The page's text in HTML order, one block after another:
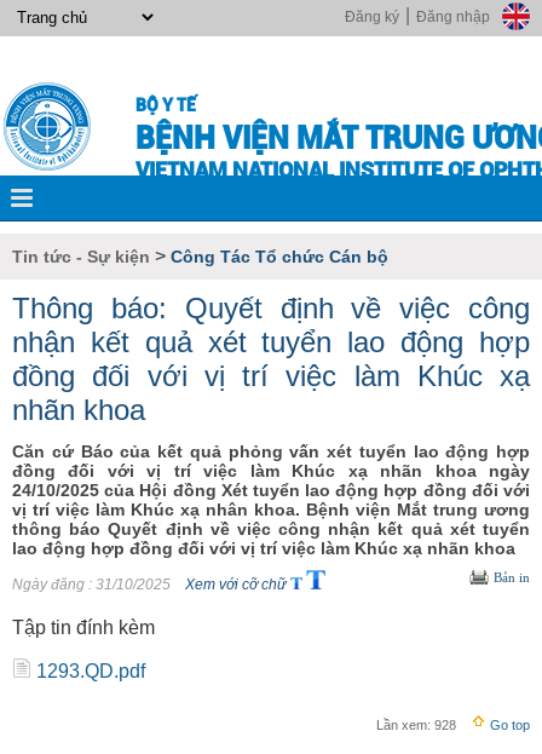
Đăng nhập
Đăng ký
BỘ Y TẾ
BỆNH VIỆN MẮT TRUNG
VIETNAM NATIONAL INSTITUTE OF
Tin tức - Sự kiện > Công Tác Tổ chức Cán bộ
Thông báo: Quyết định về việc công
nhận kết quả xét tuyển lao động hợp
đồng đối với vị trí việc làm Khúc xạ
nhãn khoa
Căn cứ Báo của kết quả phỏng vấn xét tuyển lao động hợp
đồng đối với vị trí việc làm Khúc xạ nhãn khoa ngày
24/10/2025 của Hội đồng Xét tuyển lao động hợp đồng đối với
vị trí việc làm Khúc xạ nhân khoa. Bệnh viện Mắt trung ương
thông báo Quyết định về việc công nhận kết quả xét tuyển
lao động hợp đồng đối với vị trí việc làm Khúc xạ nhãn khoa
Ngày đăng : 31/10/2025 Xem với cỡ chữ Bản in
Tập tin đính kèm
1293.QD.pdf
Lần xem: 928 Go top